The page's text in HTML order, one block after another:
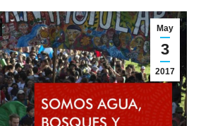
May
3
2017